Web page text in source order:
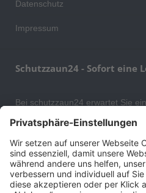
Datenschutz
Impressum
Schutzzaun24 - Sofort eine
Bei schutzzaun24 erwartet Sie
Schutzgittern,
auch Ihr Wohngebäude optimal
können. An unserem
Sortiment von Lagerartikeln,